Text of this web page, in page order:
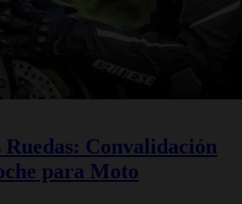
Ruedas: Convalidación
para Moto